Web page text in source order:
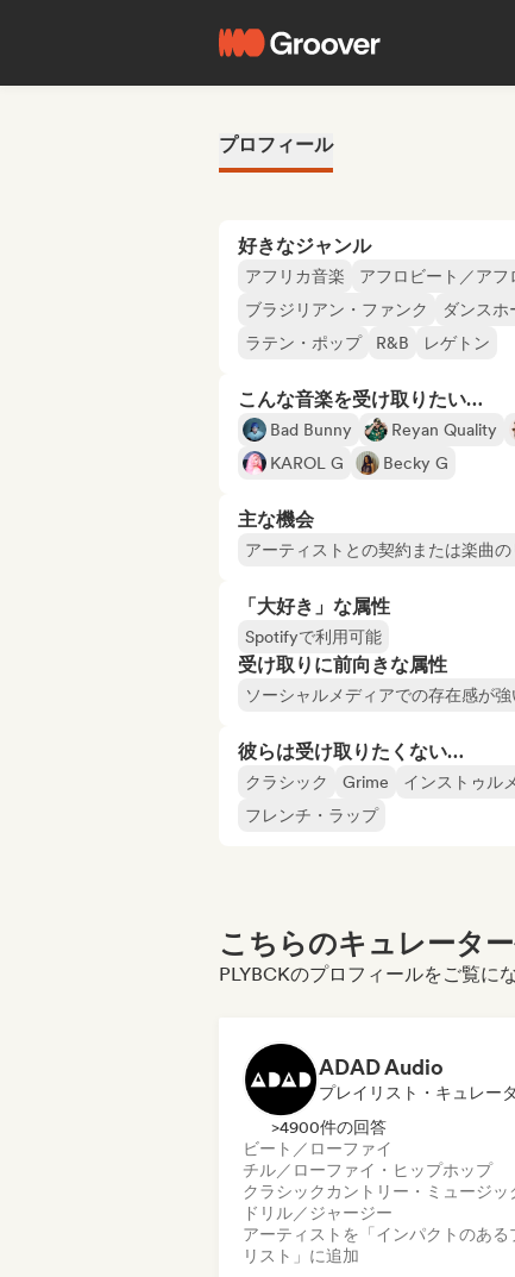
プロフィール
好きなジャンル
アフリカ音楽 アフロビート／アフ
ブラジリアン・ファンク
ダンスホ
ラテン・ポップ
R&B レゲトン
こんな音楽を受け取りたい…
Bad Bunny Reyan Quality
KAROL G
Becky G
主な機会
アーティストとの契約または楽曲の
「大好き」な属性
Spotifyで利用可能
受け取りに前向きな属性
ソーシャルメディアでの存在感が強
彼らは受け取りたくない…
クラシック Grime インストゥル
フレンチ・ラップ
こちらのキュレータ
PLYBCKのプロフィールをご覧に
ADAD Audio
プレイリスト・キュレー
>4900件の回答
ビート／ローファイ
チル／ローファイ・ヒップホップ
クラシック カントリー・ミュージッ
ドリル／ジャージー
アーティストを「インパクトのある
リスト」に追加